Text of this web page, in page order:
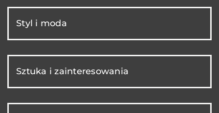
Styl i moda
Sztuka i zainteresowania